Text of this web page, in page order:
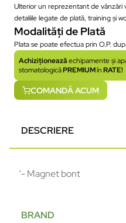
Ulterior un reprezentant de vânzări
detaliile legate de plată, training și
Modalități de Plată
Plata se poate efectua prin O.P.
Achiziționeazăechipamente și
stomatologicăPREMIUMînRATE!
COMANDĂ ACUM
DESCRIERE
‘- Magnet bont
BRAND